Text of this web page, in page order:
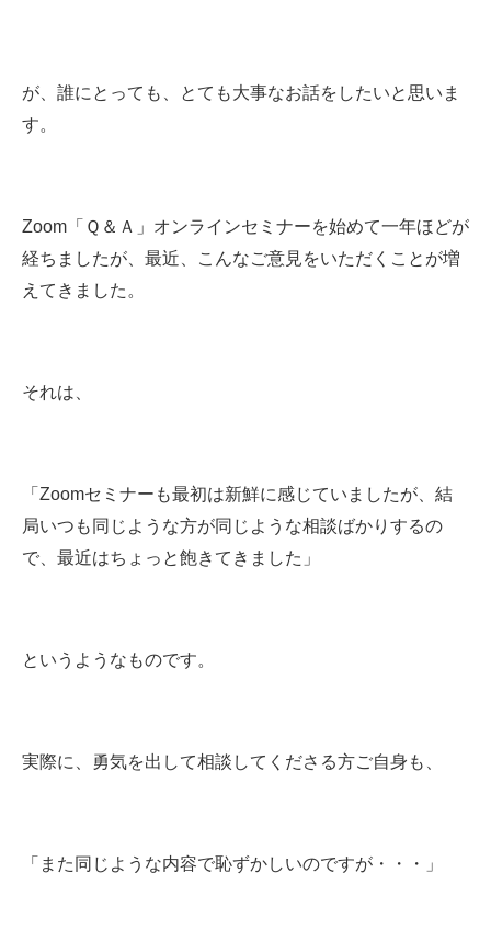
が、誰にとっても、とても大事なお話をしたいと思いま
す。
Zoom「Ｑ＆Ａ」オンラインセミナーを始めて一年ほどが
経ちましたが、最近、こんなご意見をいただくことが増
えてきました。
それは、
「Zoomセミナーも最初は新鮮に感じていましたが、結
局いつも同じような方が同じような相談ばかりするの
で、最近はちょっと飽きてきました」
というようなものです。
実際に、勇気を出して相談してくださる方ご自身も、
「また同じような内容で恥ずかしいのですが・・・」